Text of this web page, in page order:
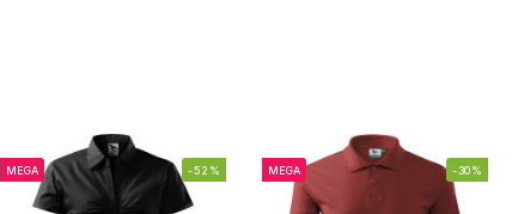
MEGA -52% MEGA -30%